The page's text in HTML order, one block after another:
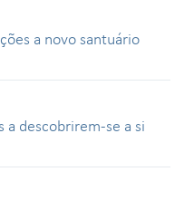
a novo santuário
a descobrirem-se a si